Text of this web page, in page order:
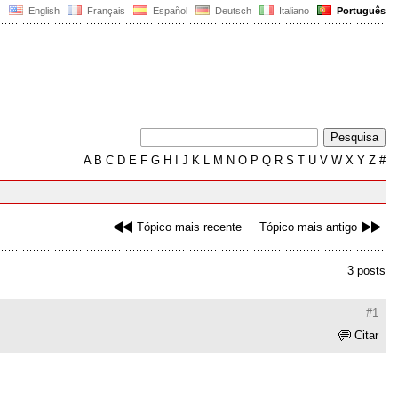
English Français Español Deutsch Italiano Português
AB C D E F G H J K L M N O P Q R S T U V W X Y Z #
Tópico mais recente Tópico mais antigo
3 posts
#1
Citar